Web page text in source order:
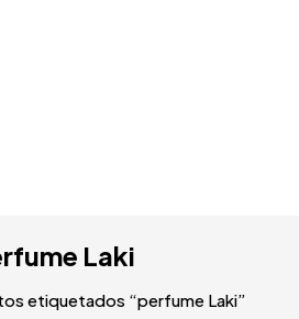
Laki
etiquetados “perfume Laki”